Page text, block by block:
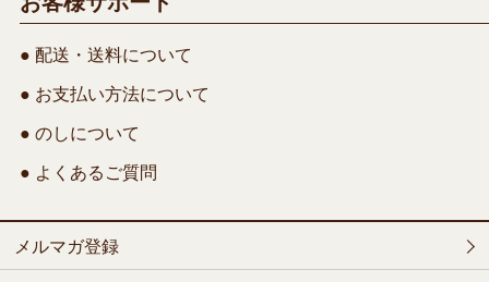
● 配送・送料について
● お支払い方法について
● のしについて
● よくあるご質問
メルマガ登録